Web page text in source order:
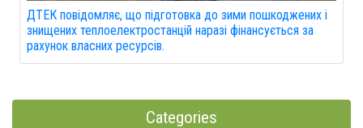
ДТЕК повідомляє, що підготовка до зими пошкоджених і
знищених теплоелектростанцій наразі фінансується за
рахунок власних ресурсів.
Categories